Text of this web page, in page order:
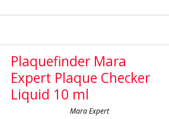
Plaquefinder Mara
Expert Plaque Checker
Liquid 10 ml
Mara Expert